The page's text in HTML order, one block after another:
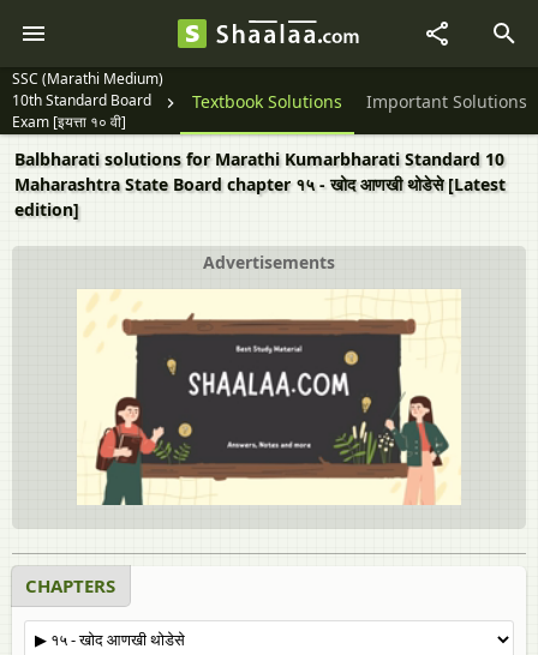
SSC (Marathi Medium)
10th Standard Board
Exam [इयत्ता १० वी]
Question Papers Textbook Solutions Important Solutions
Balbharati solutions for Marathi Kumarbharati Standard 10
Maharashtra State Board chapter १५ - खोद आणखी थोडेसे [Latest
edition]
Advertisements
CHAPTERS